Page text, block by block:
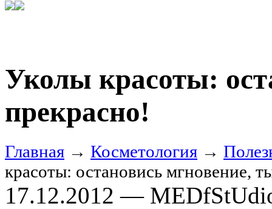
Уколы красоты:
прекрасно!
Главная → Косметология →
красоты: остановись мгновение,
17.12.2012 —